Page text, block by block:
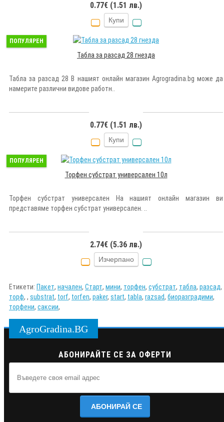
0.77€ (1.51 лв.)
Купи
ПОПУЛЯРЕН
Табла за разсад 28 гнезда
Табла за разсад 28 В нашият онлайн магазин Agrogradina.bg може да
намерите различни видове работн..
0.77€ (1.51 лв.)
Купи
ПОПУЛЯРЕН
Торфен субстрат универсален 10л
Торфен субстрат универсален На нашият онлайн магазин ви
представяме торфен субстрат универсален. ..
2.74€ (5.36 лв.)
Изчерпано
Етикети: Пакет, начален, Старт, мини, торфен, субстрат, табла, разсад,
торф, , substrat, torf, torfen, paker, start, tabla, razsad, биоразградими,
торфени, саксии,
AgroGradina.BG
АБОНИРАЙТЕ СЕ ЗА ОФЕРТИ
АБОНИРАЙ СЕ